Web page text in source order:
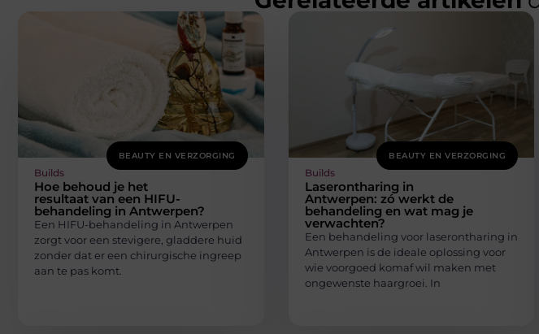
BEAUTY EN VERZORGING
Builds
Hoe behoud je het
resultaat van een HIFU-
behandeling in Antwerpen?
Een HIFU-behandeling in Antwerpen
zorgt voor een stevigere, gladdere huid
zonder dat er een chirurgische ingreep
aan te pas komt.
BEAUTY EN VERZORGING
Builds
Laserontharing in
Antwerpen: zó werkt de
behandeling en wat mag je
verwachten?
Een behandeling voor laserontharing in
Antwerpen is de ideale oplossing voor
wie voorgoed komaf wil maken met
ongewenste haargroei. In